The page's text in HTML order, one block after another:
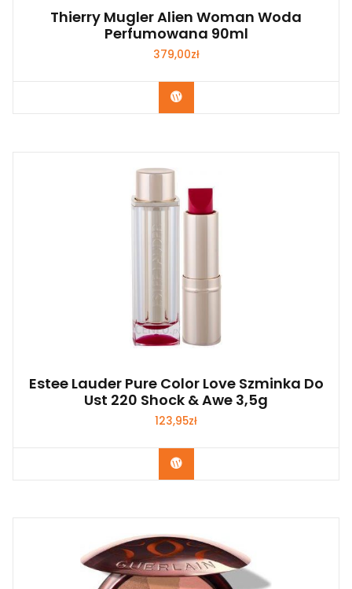
Thierry Mugler Alien Woman Woda
Perfumowana 90ml
379,00zł
Zobacz
Estee Lauder Pure Color Love Szminka Do
Ust 220 Shock & Awe 3,5g
123,95zł
Zobacz